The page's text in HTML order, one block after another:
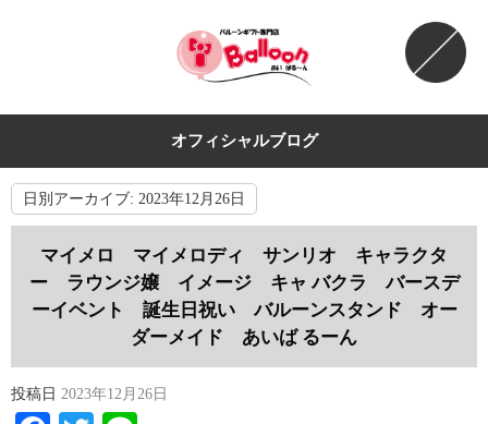
オフィシャルブログ
日別アーカイブ: 2023年12月26日
マイメロ マイメロディ サンリオ キャラクタ
ー ラウンジ嬢 イメージ キャ バクラ バースデ
ーイベント 誕生日祝い バルーンスタンド オー
ダーメイド あいば るーん
投稿日 2023年12月26日